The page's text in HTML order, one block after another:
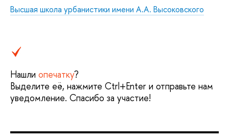
Высшая школа урбанистики имени А.А. Высоковского
Нашли опечатку?
Выделите её, нажмите Ctrl+Enter и отправьте нам
уведомление. Спасибо за участие!